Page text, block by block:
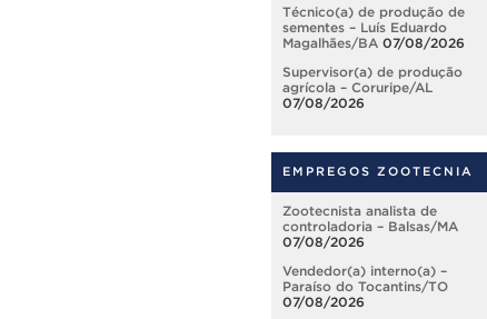
Técnico(a) de produção de
sementes – Luís Eduardo
Magalhães/BA 07/08/2026
Supervisor(a) de produção
agrícola – Coruripe/AL
07/08/2026
EMPREGOS ZOOTECNIA
Zootecnista analista de
controladoria – Balsas/MA
07/08/2026
Vendedor(a) interno(a) –
Paraíso do Tocantins/TO
07/08/2026